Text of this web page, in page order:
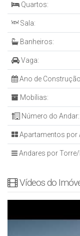
Quartos:
Sala:
Banheiros:
Vaga:
Ano de
Mobílias:
Número do Andar:
Apartamentos por
Andares por
Vídeos do